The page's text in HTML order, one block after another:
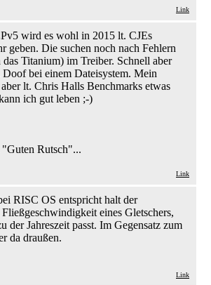
Link
wird es wohl in 2015 lt. CJEs
geben. Die suchen noch nach Fehlern
Titanium) im Treiber. Schnell aber
bei einem Dateisystem. Mein
lt. Chris Halls Benchmarks etwas
ich gut leben ;-)
Rutsch"...
Link
RISC OS entspricht halt der
eines Gletschers,
der Jahreszeit passt. Im Gegensatz zum
da draußen.
Link